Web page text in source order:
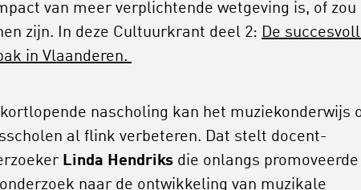
van meer verplichtende wetgeving is, of zou
zijn. In deze Cultuurkrant deel 2: De
in Vlaanderen.
nascholing kan het muziekonderwijs
al flink verbeteren. Dat stelt docent-
Linda Hendriks die onlangs promoveerde
naar de ontwikkeling van muzikale